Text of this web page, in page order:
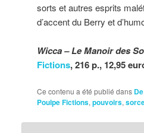
sorts et autres esprits
d’accent du Berry et
Wicca – Le Manoir des
Fictions, 216 p., 12,95
Ce contenu a été publié dans
Poulpe Fictions, pouvoirs,